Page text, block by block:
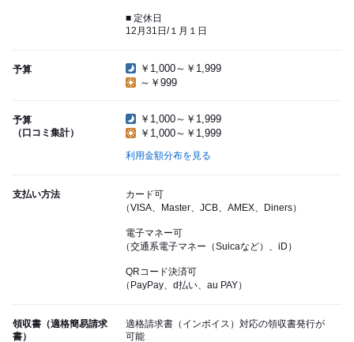
■ 定休日
12月31日/１月１日
予算
￥1,000～￥1,999
～￥999
予算
（口コミ集計）
￥1,000～￥1,999
￥1,000～￥1,999
利用金額分布を見る
支払い方法
カード可
（VISA、Master、JCB、AMEX、Diners）
電子マネー可
（交通系電子マネー（Suicaなど）、iD）
QRコード決済可
（PayPay、d払い、au PAY）
領収書（適格簡易請求
書）
適格請求書（インボイス）対応の領収書発行が
可能